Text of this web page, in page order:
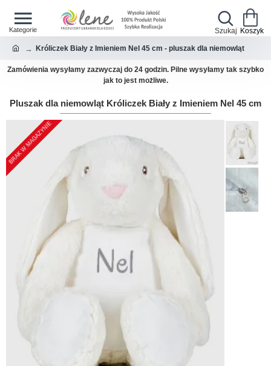
Króliczek Biały z Imieniem Nel 45 cm - pluszak dla niemowląt
Zamówienia wysyłamy zazwyczaj do 24 godzin. Pilne wysyłamy tak szybko
jak to jest możliwe.
Pluszak dla niemowląt Króliczek Biały z Imieniem Nel 45 cm
BRAK W MAGAZYNIE